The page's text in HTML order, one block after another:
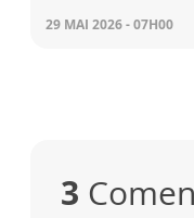
29 MAI 2026 - 07H00
3